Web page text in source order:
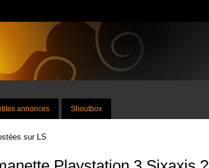
annonces Shoutbox
sur LS